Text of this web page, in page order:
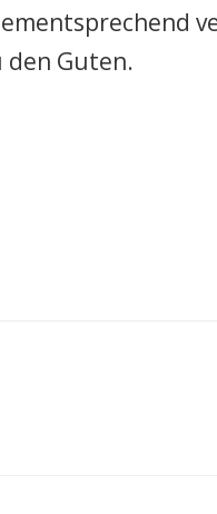
den Guten.